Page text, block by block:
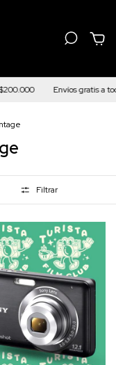
Envíos gratis a todo el país
Filtrar